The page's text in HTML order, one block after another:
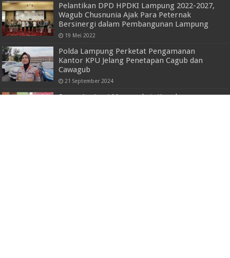
Pelantikan DPD HPDKI Lampung 2022-2027,
Wagub Chusnunia Ajak Para Peternak
Bersinergi dalam Pembangunan Lampung
19 Mei 2022
Polda Lampung Perketat Pengamanan
Kantor KPU Jelang Penetapan Cagub dan
Cawagub
21 September 2024
Serap Aspirasi Masyarakat, Kapolres